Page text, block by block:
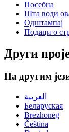
Посебна
Шта води
Одштампај
Подаци о
Други
На другим
العربية
Беларуская
Brezhoneg
Čeština